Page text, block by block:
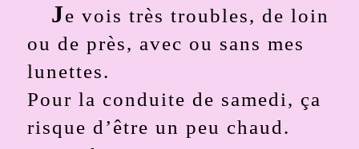
Je vois très troubles, de loin
ou de près, avec ou sans mes
lunettes.
Pour la conduite de samedi, ça
risque d’être un peu chaud.